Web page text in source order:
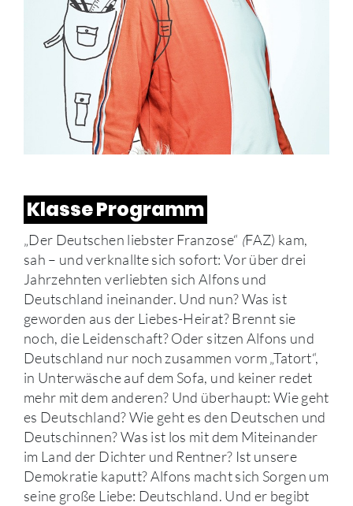
Klasse Programm
„Der Deutschen liebster Franzose“ (FAZ) kam,
sah – und verknallte sich sofort: Vor über drei
Jahrzehnten verliebten sich Alfons und
Deutschland ineinander. Und nun? Was ist
geworden aus der Liebes-Heirat? Brennt sie
noch, die Leidenschaft? Oder sitzen Alfons und
Deutschland nur noch zusammen vorm „Tatort“,
in Unterwäsche auf dem Sofa, und keiner redet
mehr mit dem anderen? Und überhaupt: Wie geht
es Deutschland? Wie geht es den Deutschen und
Deutschinnen? Was ist los mit dem Miteinander
im Land der Dichter und Rentner? Ist unsere
Demokratie kaputt? Alfons macht sich Sorgen um
seine große Liebe: Deutschland. Und er begibt